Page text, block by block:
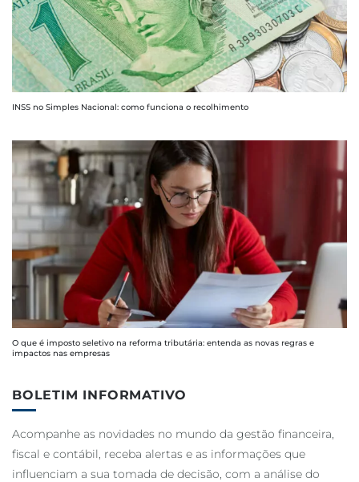
INSS no Simples Nacional: como funciona o recolhimento
O que é imposto seletivo na reforma tributária: entenda as novas regras e
impactos nas empresas
BOLETIM INFORMATIVO
Acompanhe as novidades no mundo da gestão financeira,
fiscal e contábil, receba alertas e as informações que
influenciam a sua tomada de decisão, com a análise do